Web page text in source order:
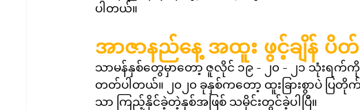
ပါတယ်။
အာဇာနည်နေ့ အထူး ဖွင့်ချိန် ပိတ်
သာမန်နှစ်တွေမှာတော့ ဇူလိုင် ၁၉ - ၂၀ - ၂၁ သုံးရ
တတ်ပါတယ်။ ၂၀၂၀ ခုနှစ်ကတော့ ထူးခြားစွာပဲ ပြတိုက်
သာ ကြည့်နိုင်ခဲ့တဲ့နှစ်အဖြစ် သမိုင်းတွင်ခဲ့ပါပြီ။